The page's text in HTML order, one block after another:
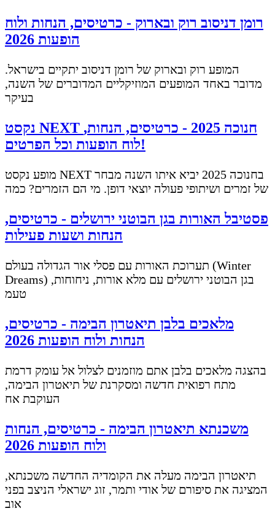
רומן דניסוב רוק ובארוק - כרטיסים, הנחות ולוח
הופעות 2026
המופע רוק ובארוק של רומן דניסוב יתקיים בישראל.
מדובר באחד המופעים המוזיקליים המדוברים של השנה,
בעיקר
נקסט NEXT חנוכה 2025 - כרטיסים, הנחות,
לוח הופעות וכל הפרטים!
מופע נקסט NEXT בחנוכה 2025 יביא איתו השנה מבחר
של זמרים ושיתופי פעולה יוצאי דופן. מי הם הזמרים? כמה
פסטיבל האורות בגן הבוטני ירושלים - כרטיסים,
הנחות ושעות פעילות
תערוכת האורות עם פסלי אור הגדולה בעולם (Winter
Dreams) בגן הבוטני ירושלים עם מלא אורות, ניחוחות,
טעמ
מלאכים בלבן תיאטרון הבימה - כרטיסים,
הנחות ולוח הופעות 2026
בהצגה מלאכים בלבן אתם מוזמנים לצלול אל עומק דרמת
מתח רפואית חדשה ומסקרנת של תיאטרון הבימה,
העוקבת אח
משכנתא תיאטרון הבימה - כרטיסים, הנחות
ולוח הופעות 2026
תיאטרון הבימה מעלה את הקומדיה החדשה משכנתא,
המציגה את סיפורם של אודי ותמר, זוג ישראלי הניצב בפני
אוב